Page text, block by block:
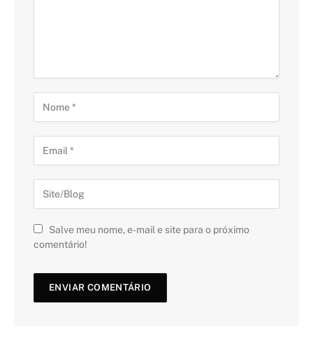
Salve meu nome, e-mail e site para o próximo
comentário!